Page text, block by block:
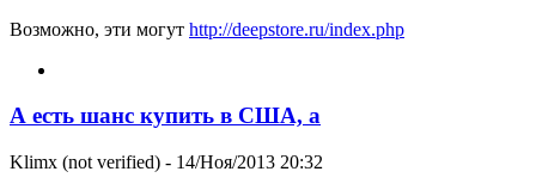
Возможно, эти могут http://deepstore.ru/index.php
А есть шанс купить в США, а
Klimx (not verified) - 14/Ноя/2013 20:32